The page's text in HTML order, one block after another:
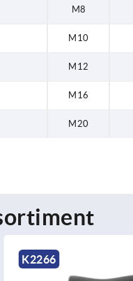
M8
M10
M12
M16
M20
K2267